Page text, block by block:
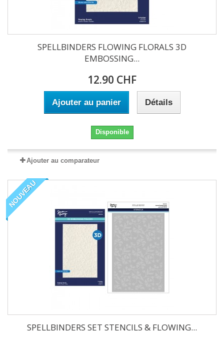
SPELLBINDERS FLOWING FLORALS 3D
EMBOSSING...
12.90 CHF
Ajouter au panier Détails
Disponible
Ajouter au comparateur
NOUVEAU
SPELLBINDERS SET STENCILS & FLOWING...